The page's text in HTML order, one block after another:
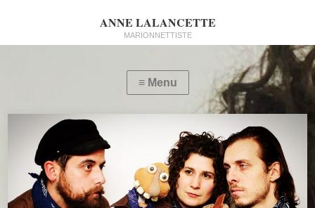
ANNE LALANCETTE
MARIONNETTISTE